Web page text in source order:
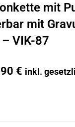
mit
mit
VIK-87
€ inkl.